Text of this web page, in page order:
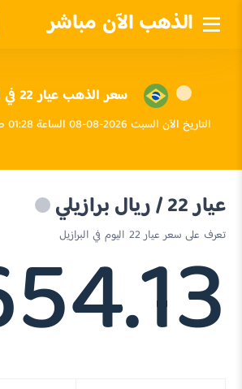
الذهب الآن مباشر
سعر الذهب عيار 22 في البرازيل اليوم
التاريخ الآن السبت 2026-08-08 الساعة 01:28 صباحاً بتوقيت البرازيل
عيار 22 / ريال برازيلي
تعرف على سعر عيار 22 اليوم في البرازيل